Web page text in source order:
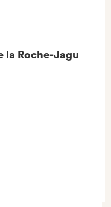
la Roche-Jagu